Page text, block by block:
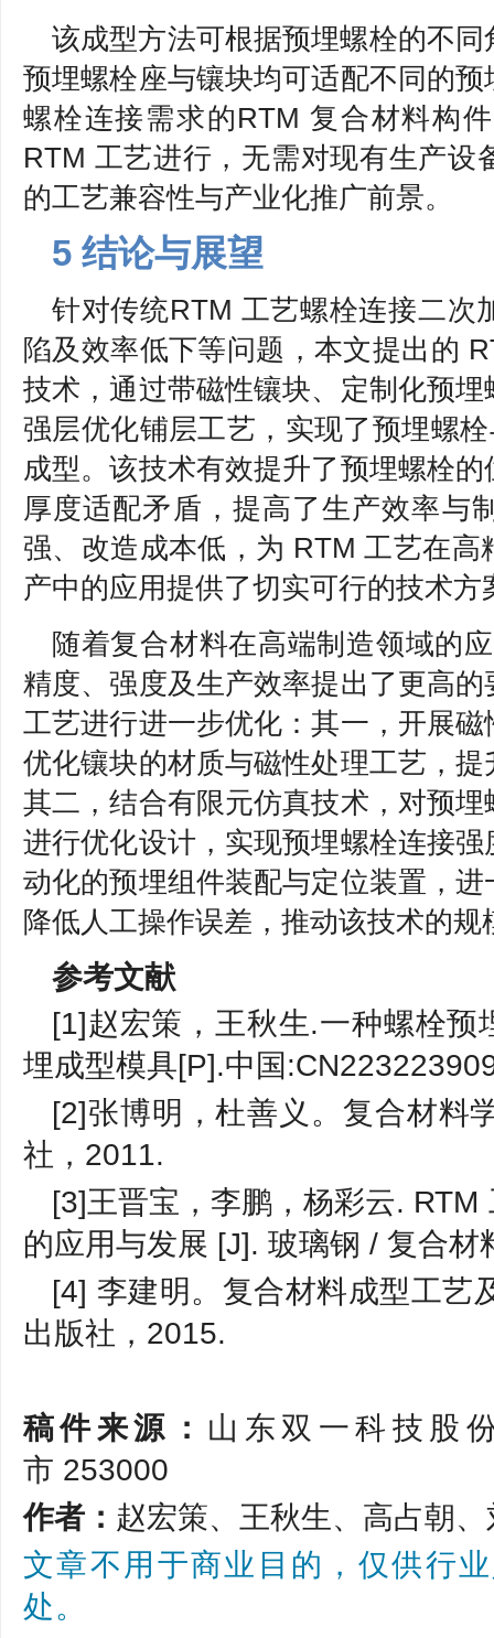
该成型方法可根据预埋螺栓的不
预埋螺栓座与镶块均可适配不同的
螺栓连接需求的RTM 复合材料构
RTM 工艺进行，无需对现有生产设
的工艺兼容性与产业化推广前景。
5 结论与展望
针对传统RTM 工艺螺栓连接二次
陷及效率低下等问题，本文提出的
技术，通过带磁性镶块、定制化预
强层优化铺层工艺，实现了预埋螺
成型。该技术有效提升了预埋螺栓
厚度适配矛盾，提高了生产效率与
强、改造成本低，为 RTM 工艺在
产中的应用提供了切实可行的技术方
随着复合材料在高端制造领域的
精度、强度及生产效率提出了更高
工艺进行进一步优化：其一，开展
优化镶块的材质与磁性处理工艺，
其二，结合有限元仿真技术，对预
进行优化设计，实现预埋螺栓连接
动化的预埋组件装配与定位装置，
降低人工操作误差，推动该技术的规
参考文献
[1]赵宏策，王秋生.一种螺栓预
埋成型模具[P].中国
[2]张博明，杜善义。复合材料
社，2011.
[3]王晋宝，李鹏，杨彩云.
的应用与发展 [J]. 玻璃钢 / 复合
[4] 李建明。复合材料成型工艺
出版社，2015.
稿件来源： 山东双一科技股
市 253000
作者： 赵宏策、王秋生、高占朝、
文章不用于商业目的，仅供行
处。